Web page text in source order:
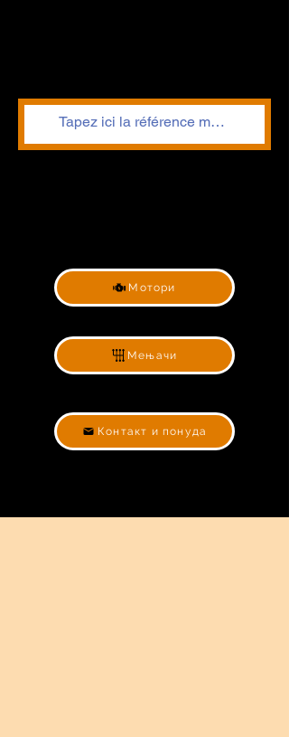
Мотори
Мењачи
Контакт и понуда